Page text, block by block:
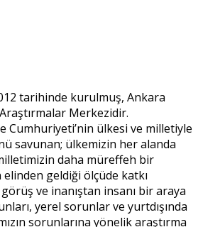
tarihinde kurulmuş, Ankara
Merkezidir.
Cumhuriyeti’nin ülkesi ve milletiyle
savunan; ülkemizin her alanda
daha müreffeh bir
elinden geldiği ölçüde katkı
ve inanıştan insanı bir araya
yerel sorunlar ve yurtdışında
sorunlarına yönelik araştırma